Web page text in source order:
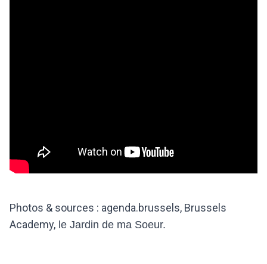
Photos & sources : agenda.brussels, Brussels
Academy, le Jardin de ma Soeur.